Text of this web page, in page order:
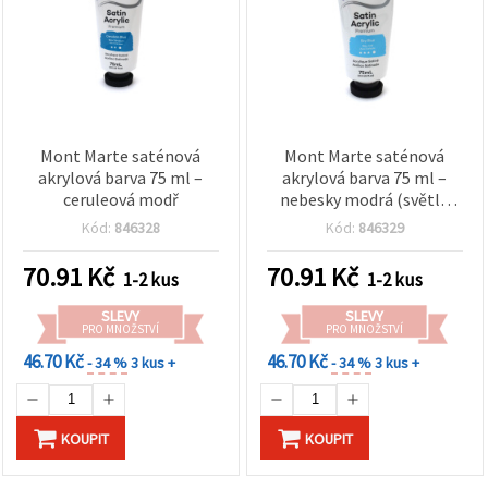
Mont Marte saténová
akrylová barva 75 ml –
ceruleová modř
Kód: 846328
70.91 Kč 1-2 kus
SLEVY
PRO MNOŽSTVÍ
46.70 Kč- 34 %3 kus +
KOUPIT
Mont Marte saténová
akrylová barva 75 ml –
nebesky modrá (světle
modrá)
Kód: 846329
70.91 Kč 1-2 kus
SLEVY
PRO MNOŽSTVÍ
46.70 Kč- 34 %3 kus +
KOUPIT